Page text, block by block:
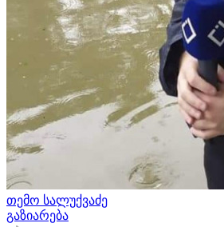
თემო სალუქვაძე
გაზიარება